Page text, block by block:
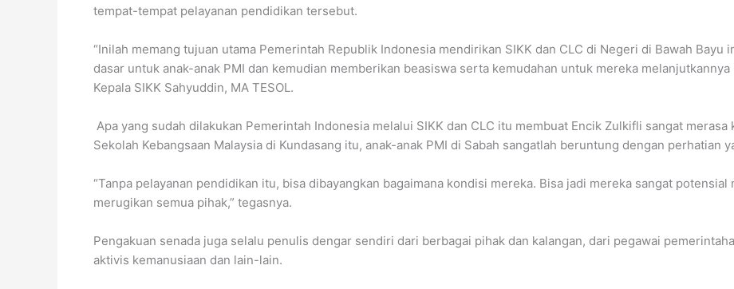
tempat-tempat pelayanan pendidikan tersebut.
“Inilah memang tujuan utama Pemerintah Republik Indonesia mendirikan SIKK dan CLC di Negeri di Bawah Bayu
dasar untuk anak-anak PMI dan kemudian memberikan beasiswa serta kemudahan untuk mereka
Kepala SIKK Sahyuddin, MA TESOL.
Apa yang sudah dilakukan Pemerintah Indonesia melalui SIKK dan CLC itu membuat Encik Zulkifli sangat
Sekolah Kebangsaan Malaysia di Kundasang itu, anak-anak PMI di Sabah sangatlah beruntung dengan perhatian
“Tanpa pelayanan pendidikan itu, bisa dibayangkan bagaimana kondisi mereka. Bisa jadi mereka sangat
merugikan semua pihak,” tegasnya.
Pengakuan senada juga selalu penulis dengar sendiri dari berbagai pihak dan kalangan, dari pegawai
aktivis kemanusiaan dan lain-lain.